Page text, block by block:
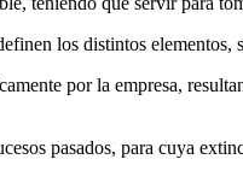
los distintos elementos,
por la empresa,
pasados, para cuya